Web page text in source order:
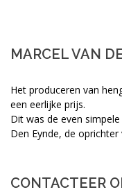
MARCEL VAN
Het produceren van
een eerlijke prijs.
Dit was de even
Den Eynde, de
CONTACTEER